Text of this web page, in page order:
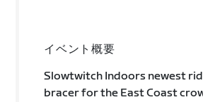
イベント概要
Slowtwitch Indoors newest
bracer for the East Coast